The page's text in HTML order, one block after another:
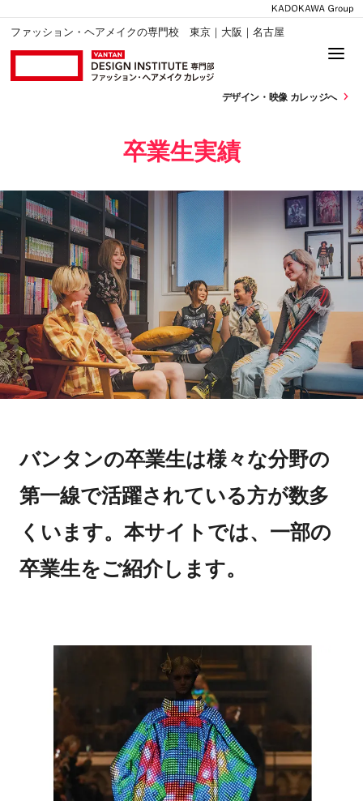
ファッション・ヘアメイクの専門校 東京｜大阪｜名古屋
デザイン・ 映像 カレッジへ
卒業生実績
バンタンの卒業生は様々な分野の
第一線で活躍されている方が数多
くいます。本サイトでは、一部の
卒業生をご紹介します。